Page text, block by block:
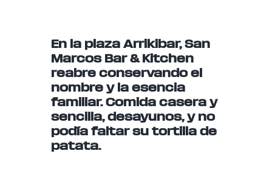
En la plaza Arrikibar, San
Marcos Bar & Kitchen
reabre conservando el
nombre y la esencia
familiar. Comida casera y
sencilla, desayunos, y no
podía faltar su tortilla de
patata.